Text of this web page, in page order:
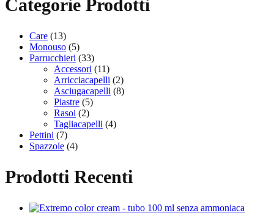
Categorie Prodotti
Care (13)
Monouso (5)
Parrucchieri (33)
Accessori (11)
Arricciacapelli (2)
Asciugacapelli (8)
Piastre (5)
Rasoi (2)
Tagliacapelli (4)
Pettini (7)
Spazzole (4)
Prodotti Recenti